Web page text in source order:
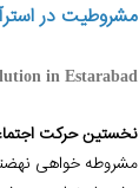
مشروطیت در
in Estarabad
نخستین حرکت
مشروطه‏ خواهی نهضتی بود که